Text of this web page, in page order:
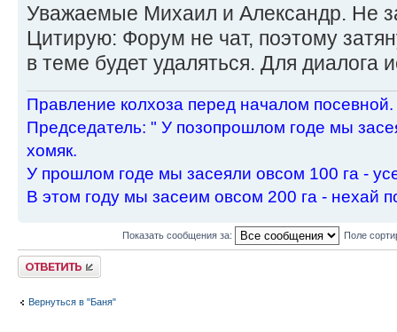
Уважаемые Михаил и Александр. Не
Цитирую: Форум не чат, поэтому
в теме будет удаляться. Для диалога
Пpавление колхоза пеpед началом посевной.
Пpедседатель: " У позопpошлом годе мы
хомяк.
У пpошлом годе мы засеяли овсом 100 га -
В этом году мы засеим овсом 200 га - нехай
Показать сообщения за: Поле
Ответить
Вернуться в "Баня"